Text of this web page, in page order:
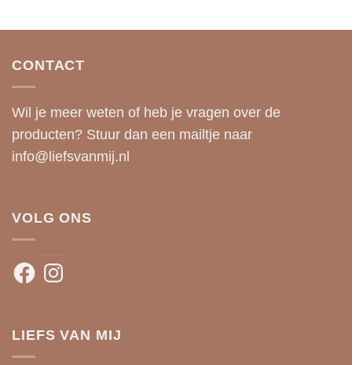
CONTACT
Wil je meer weten of heb je vragen over de
producten? Stuur dan een mailtje naar
info@liefsvanmij.nl
VOLG ONS
FacebookInstagram
LIEFS VAN MIJ